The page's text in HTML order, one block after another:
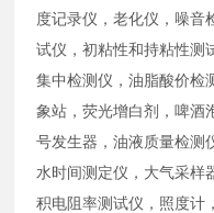
度记录仪，老化仪，噪音
试仪，初粘性和持粘性测
集中检测仪，油脂酸价检
象站，荧光增白剂，啤酒
号发生器，油液质量检测
水时间测定仪，大气采样
积电阻率测试仪，照度计